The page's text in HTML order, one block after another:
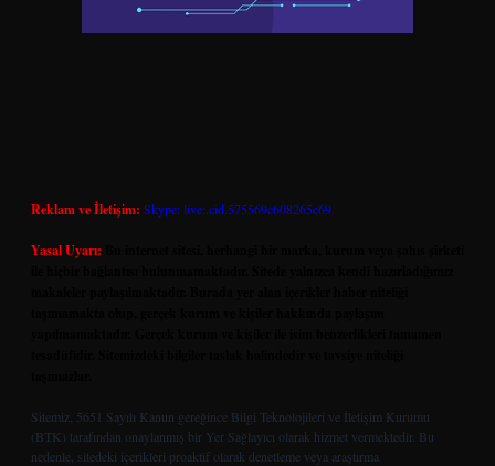
Reklam ve İletişim: Skype: live:.cid.575569c608265c69
Yasal Uyarı:
Sitemiz, 5651 Sayılı Kanun gereğince Bilgi Teknolojileri ve İletişim Kurumu
(BTK) tarafından onaylanmış bir Yer Sağlayıcı olarak hizmet vermektedir. Bu
nedenle, sitedeki içerikleri proaktif olarak denetleme veya araştırma